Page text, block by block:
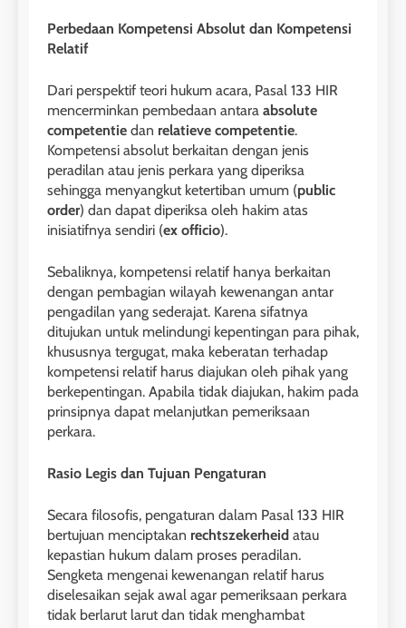
Perbedaan Kompetensi Absolut dan Kompetensi
Relatif
Dari perspektif teori hukum acara, Pasal 133 HIR
mencerminkan pembedaan antara absolute
competentie dan relatieve competentie.
Kompetensi absolut berkaitan dengan jenis
peradilan atau jenis perkara yang diperiksa
sehingga menyangkut ketertiban umum (public
order) dan dapat diperiksa oleh hakim atas
inisiatifnya sendiri (ex officio).
Sebaliknya, kompetensi relatif hanya berkaitan
dengan pembagian wilayah kewenangan antar
pengadilan yang sederajat. Karena sifatnya
ditujukan untuk melindungi kepentingan para pihak,
khususnya tergugat, maka keberatan terhadap
kompetensi relatif harus diajukan oleh pihak yang
berkepentingan. Apabila tidak diajukan, hakim pada
prinsipnya dapat melanjutkan pemeriksaan
perkara.
Rasio Legis dan Tujuan Pengaturan
Secara filosofis, pengaturan dalam Pasal 133 HIR
bertujuan menciptakan rechtszekerheid atau
kepastian hukum dalam proses peradilan.
Sengketa mengenai kewenangan relatif harus
diselesaikan sejak awal agar pemeriksaan perkara
tidak berlarut larut dan tidak menghambat